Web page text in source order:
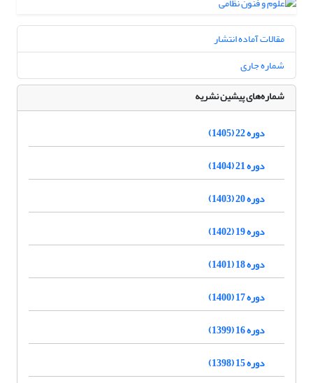
مقالات آماده انتشار
شماره جاری
شماره‌های پیشین نشریه
دوره 22 (1405)
دوره 21 (1404)
دوره 20 (1403)
دوره 19 (1402)
دوره 18 (1401)
دوره 17 (1400)
دوره 16 (1399)
دوره 15 (1398)